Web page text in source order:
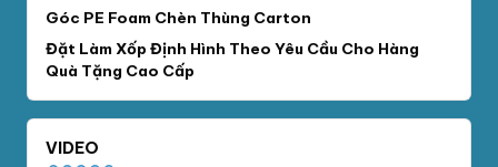
Góc PE Foam Chèn Thùng Carton
Đặt Làm Xốp Định Hình Theo Yêu Cầu Cho Hàng
Quà Tặng Cao Cấp
VIDEO